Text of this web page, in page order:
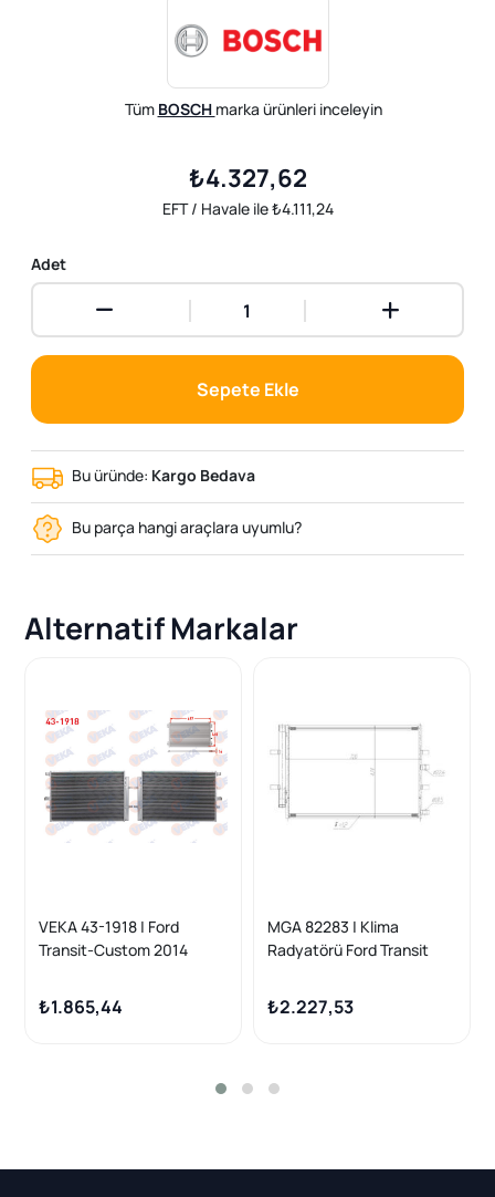
Tüm BOSCH marka ürünleri inceleyin
₺4.327,62
EFT / Havale ile ₺4.111,24
Adet
Sepete Ekle
Bu üründe: Kargo Bedava
Bu parça hangi araçlara uyumlu?
Alternatif Markalar
VEKA 43-1918 | Ford
Transit-Custom 2014
Radyatörü
₺1.865,44
MGA 82283 | Klima
Radyatörü Ford Transit
₺2.227,53